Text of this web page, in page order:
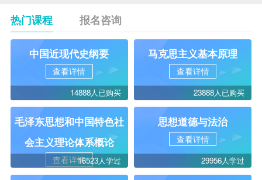
热门课程 报名咨询
中国近现代史纲要
查看详情
14888人已购买
马克思主义基本原理
查看详情
23888人已购买
毛泽东思想和中国特色社
会主义理论体系概论
查看详情16523人学过
思想道德与法治
查看详情
29956人学过